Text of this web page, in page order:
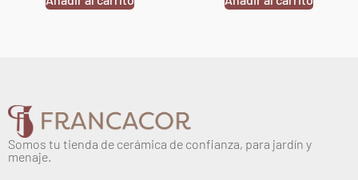
Somos tu tienda de cerámica de confianza, para jardín y
menaje.